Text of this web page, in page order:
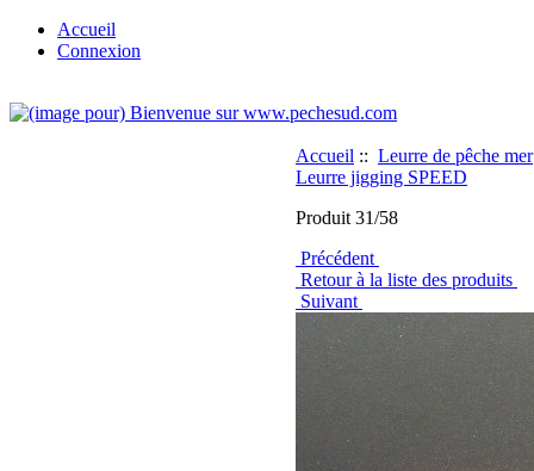
Accueil
Connexion
Accueil :: Leurre de pêche mer
Leurre jigging SPEED
Produit 31/58
Précédent
Retour à la liste des produits
Suivant